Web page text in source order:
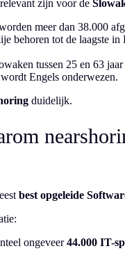
zijn voor de
meer dan 38.000
behoren tot de laagste
tussen 25 en 63
Engels onderwezen.
duidelijk.
best opgeleide
ongeveer44.000 IT-